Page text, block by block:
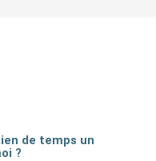
de temps un
?